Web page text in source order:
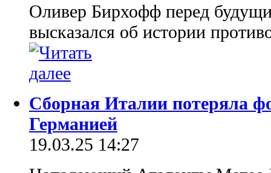
Оливер Бирхофф перед
высказался об истории
Сборная Италии потеряла
Германией
19.03.25 14:27